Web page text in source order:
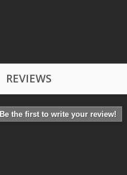
REVIEWS
Be the first to write your review!